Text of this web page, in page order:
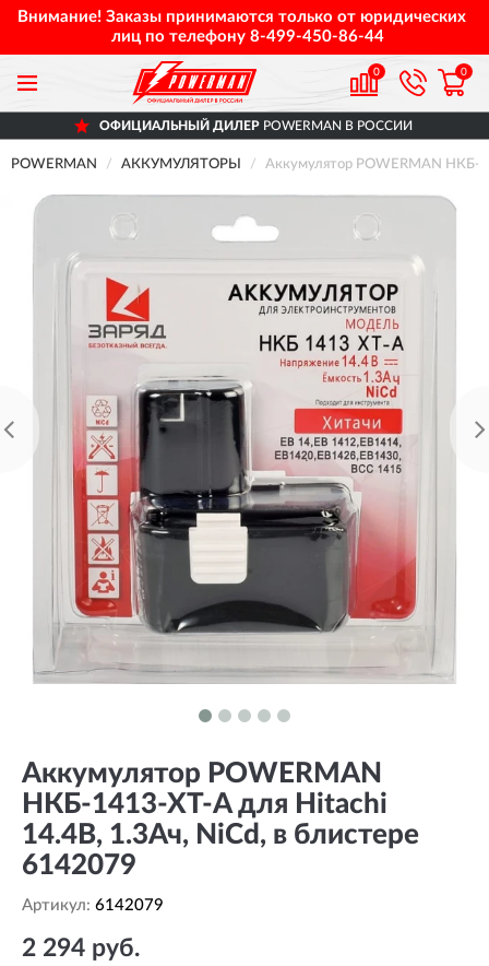
Внимание! Заказы принимаются только от юридических
лиц по телефону 8-499-450-86-44
0 0
ОФИЦИАЛЬНЫЙ ДИЛЕР POWERMAN В РОССИИ
POWERMAN АККУМУЛЯТОРЫ Аккумулятор POWERMAN НКБ-
Аккумулятор POWERMAN
НКБ-1413-ХТ-A для Hitachi
14.4В, 1.3Ач, NiCd, в блистере
6142079
Артикул: 6142079
2 294 руб.